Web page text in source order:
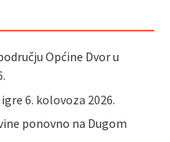
Općine Dvor u
6. kolovoza 2026.
ponovno na Dugom